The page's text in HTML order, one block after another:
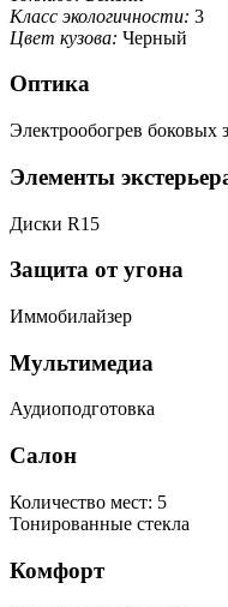
Класс экологичности: 3
Цвет кузова: Черный
Оптика
Электрообогрев боковых
Элементы
Диски R15
Защита от угона
Иммобилайзер
Мультимедиа
Аудиоподготовка
Салон
Количество мест: 5
Тонированные стекла
Комфорт